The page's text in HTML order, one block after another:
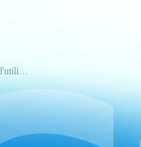
À propos des Conditions d'utilisation de CapCut